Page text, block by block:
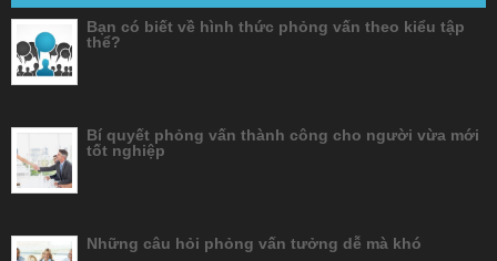
Bạn có biết về hình thức phỏng vấn theo kiểu tập
thể?
Bí quyết phỏng vấn thành công cho người vừa mới
tốt nghiệp
Những câu hỏi phỏng vấn tưởng dễ mà khó